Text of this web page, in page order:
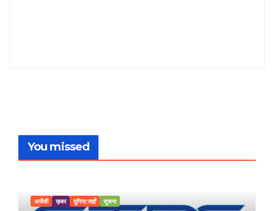
You missed
अजेंसी ख़बर दुनिया जहाँ सूचना